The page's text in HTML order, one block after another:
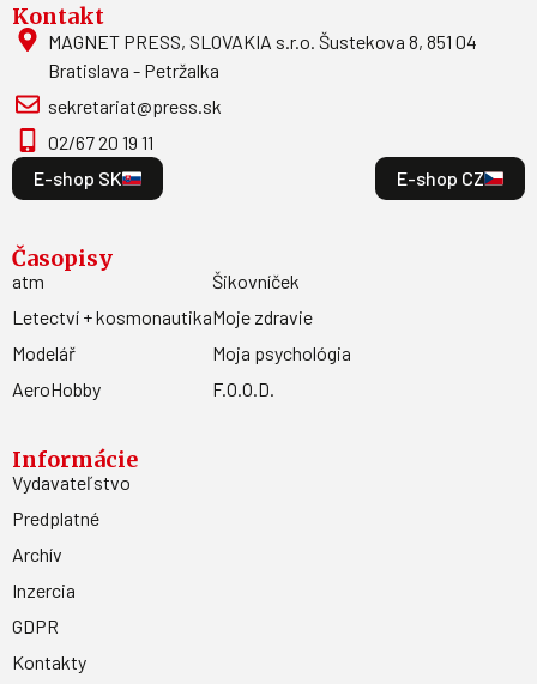
Kontakt
MAGNET PRESS, SLOVAKIA s.r.o. Šustekova 8, 851 04
Bratislava - Petržalka
sekretariat@press.sk
02/67 20 19 11
E-shop SK
E-shop CZ
Časopisy
atm
Letectví + kosmonautika
Modelář
AeroHobby
Šikovníček
Moje zdravie
Moja psychológia
F.O.O.D.
Informácie
Vydavateľstvo
Predplatné
Archív
Inzercia
GDPR
Kontakty